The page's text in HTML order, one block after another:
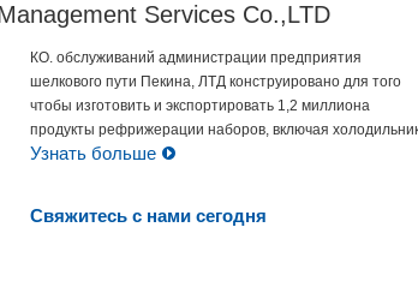
Контакт
Services Co.,LTD
КО. обслуживаний администрации предприятия
шелкового пути Пекина, ЛТД конструировано для того
чтобы изготовить и экспортировать 1,2 миллиона
продукты рефрижерации наборов, включая
одно-двери & двойной двери, замораживатель стойки &
Узнать больше
Свяжитесь с нами сегодня